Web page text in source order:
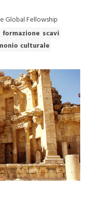
Global Fellowship
formazione scavi
culturale